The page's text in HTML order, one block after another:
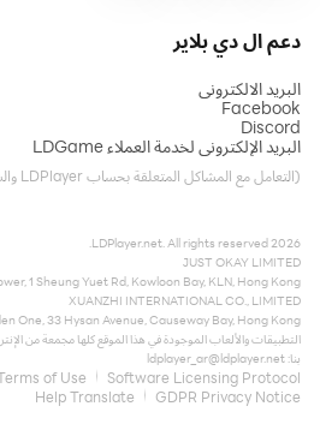
دعم ال دي بلاير
البريد الالكتروني
Facebook
Discord
البريد الإلكتروني لخدمة العملاء LDGame
(التعامل مع المشاكل المتعلقة بحساب LDPlayer والشحن)
2026 LDPlayer.net. All rights reserved.
JUST OKAY LIMITED
1 Sheung Yuet Rd, Kowloon Bay, KLN, Hong Kong
XUANZHI INTERNATIONAL CO., LIMITED
One, 33 Hysan Avenue, Causeway Bay, Hong Kong
التطبيقات والألعاب الموجودة في هذا الموقع كلها مجمعة من
بنا: ldplayer_ar@ldplayer.net
Software Licensing Protocol
of Use
GDPR Privacy Notice
Help Translate